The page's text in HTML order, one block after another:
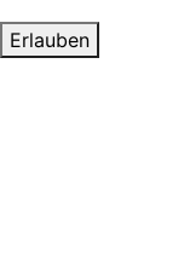
Erlauben